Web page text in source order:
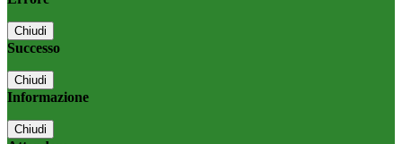
Chiudi
Successo
Chiudi
Informazione
Chiudi